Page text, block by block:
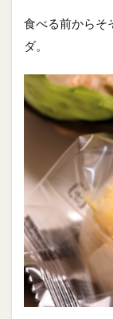
食べる前からそ
ダ。